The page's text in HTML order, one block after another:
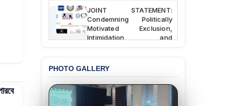
JOINT STATEMENT:
Condemning Politically
Motivated Exclusion,
Intimidation, and
Interference in the
Bangladesh
BANGLADESH ALERT:
Dismissal of Two
PHOTO GALLERY